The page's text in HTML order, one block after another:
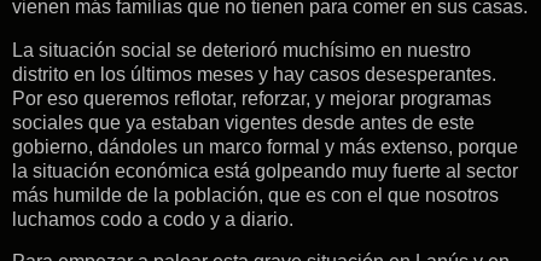
vienen más familias que no tienen para comer en sus casas.
La situación social se deterioró muchísimo en nuestro
distrito en los últimos meses y hay casos desesperantes.
Por eso queremos reflotar, reforzar, y mejorar programas
sociales que ya estaban vigentes desde antes de este
gobierno, dándoles un marco formal y más extenso, porque
la situación económica está golpeando muy fuerte al sector
más humilde de la población, que es con el que nosotros
luchamos codo a codo y a diario.